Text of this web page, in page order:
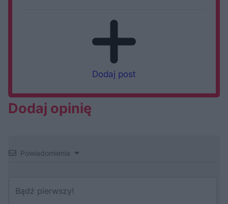
Dodaj post
Dodaj opinię
Powiadomienia